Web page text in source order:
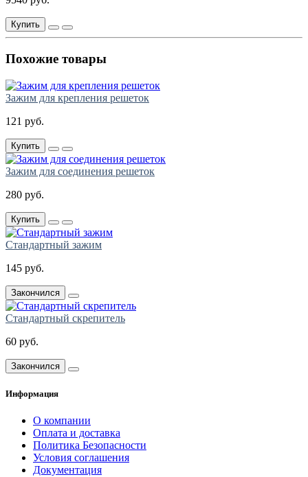
Купить
Похожие товары
Зажим для крепления решеток
121 руб.
Купить
Зажим для соединения решеток
280 руб.
Купить
Стандартный зажим
145 руб.
Закончился
Стандартный скрепитель
60 руб.
Закончился
Информация
О компании
Оплата и доставка
Политика Безопасности
Условия соглашения
Документация